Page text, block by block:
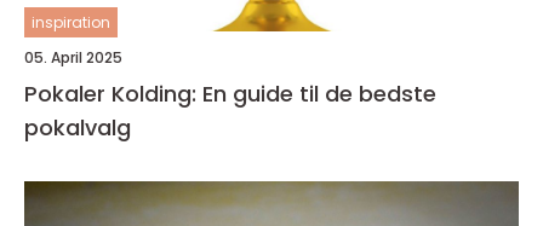
inspiration
05. April 2025
Pokaler Kolding: En guide til de bedste
pokalvalg